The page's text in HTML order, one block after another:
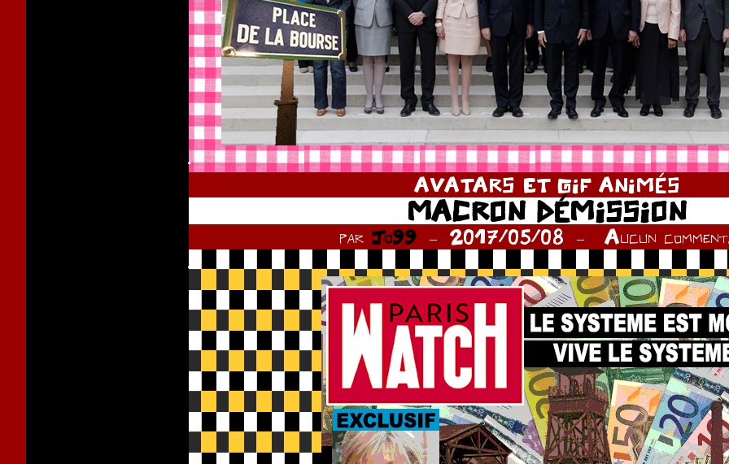
.
AVATARS ET GIF ANIMÉS
MACRON DÉMISSION
par Jo99 2017/05/08 Aucun
.